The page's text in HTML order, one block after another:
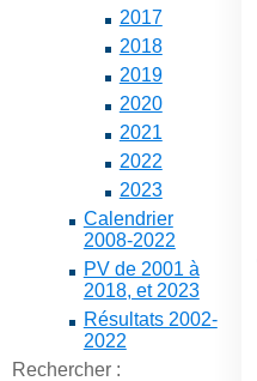
2017
2018
2019
2020
2021
2022
2023
Calendrier
2008-2022
PV de 2001 à
2018, et 2023
Résultats 2002-
2022
Rechercher :